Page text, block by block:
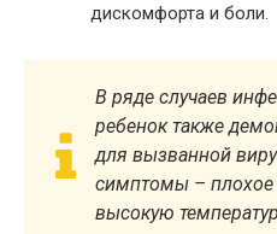
дискомфорта и боли.
В ряде случаев
ребенок также
для вызванной
симптомы – плохое
высокую